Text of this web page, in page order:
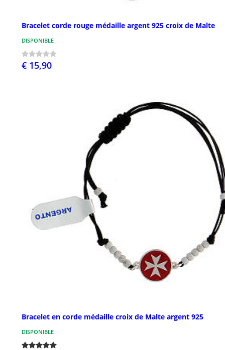
Bracelet corde rouge médaille argent 925 croix de Malte
DISPONIBLE
€ 15,90
Bracelet en corde médaille croix de Malte argent 925
DISPONIBLE